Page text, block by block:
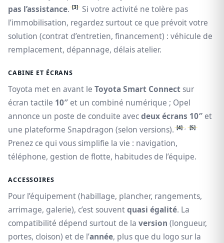
pas l’assistance. [3] Si votre activité ne tolère pas
l’immobilisation, regardez surtout ce que prévoit votre
solution (contrat d’entretien, financement) : véhicule de
remplacement, dépannage, délais atelier.
CABINE ET ÉCRANS
Toyota met en avant le Toyota Smart Connectsur
écran tactile 10″ et un combiné numérique ; Opel
annonce un poste de conduite avecdeux écrans 10″ et
une plateforme Snapdragon (selon versions). [4] , [5]
Prenez ce qui vous simplifie la vie : navigation,
téléphone, gestion de flotte, habitudes de l’équipe.
ACCESSOIRES
Pour l’équipement (habillage, plancher, rangements,
arrimage, galerie), c’est souventquasi égalité. La
compatibilité dépend surtout de la version (longueur,
portes, cloison) et de l’année, plus que du logo sur la